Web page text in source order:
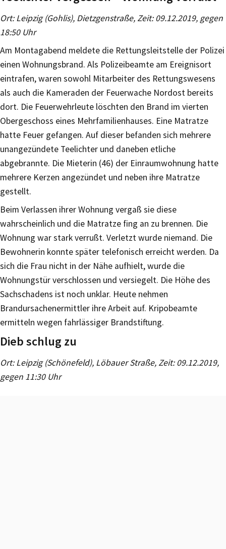
Ort: Leipzig (Gohlis), Dietzgenstraße, Zeit: 09.12.2019, gegen
18:50 Uhr
Am Montagabend meldete die Rettungsleitstelle der Polizei
einen Wohnungsbrand. Als Polizeibeamte am Ereignisort
eintrafen, waren sowohl Mitarbeiter des Rettungswesens
als auch die Kameraden der Feuerwache Nordost bereits
dort. Die Feuerwehrleute löschten den Brand im vierten
Obergeschoss eines Mehrfamilienhauses. Eine Matratze
hatte Feuer gefangen. Auf dieser befanden sich mehrere
unangezündete Teelichter und daneben etliche
abgebrannte. Die Mieterin (46) der Einraumwohnung hatte
mehrere Kerzen angezündet und neben ihre Matratze
gestellt.
Beim Verlassen ihrer Wohnung vergaß sie diese
wahrscheinlich und die Matratze fing an zu brennen. Die
Wohnung war stark verrußt. Verletzt wurde niemand. Die
Bewohnerin konnte später telefonisch erreicht werden. Da
sich die Frau nicht in der Nähe aufhielt, wurde die
Wohnungstür verschlossen und versiegelt. Die Höhe des
Sachschadens ist noch unklar. Heute nehmen
Brandursachenermittler ihre Arbeit auf. Kripobeamte
ermitteln wegen fahrlässiger Brandstiftung.
Dieb schlug zu
Ort: Leipzig (Schönefeld), Löbauer Straße, Zeit: 09.12.2019,
gegen 11:30 Uhr